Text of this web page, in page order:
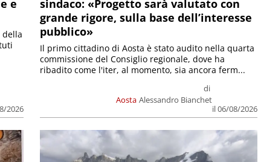
e
2026
sindaco: «Progetto sarà valutato con
grande rigore, sulla base dell’interesse
pubblico»
Aosta
di
Alessandro Bianchet
il 06/08/2026
Il primo cittadino di Aosta è stato audito nella quarta
commissione del Consiglio regionale, dove ha
ribadito come l'iter, al momento, sia ancora ferm...